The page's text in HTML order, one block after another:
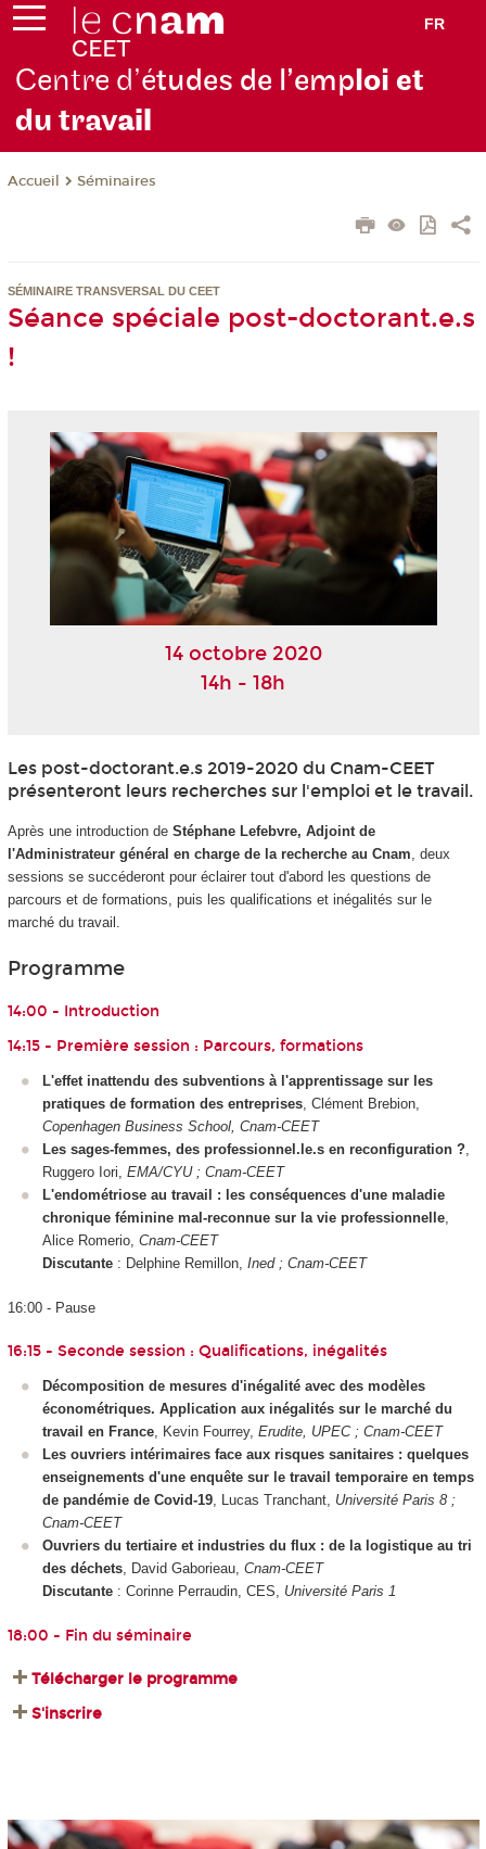
FR
Centre d’études de l’emploi et
du travail
Accueil Séminaires
SÉMINAIRE TRANSVERSAL DU CEET
Séance spéciale post-doctorant.e.s
!
14 octobre 2020
14h - 18h
Les post-doctorant.e.s 2019-2020 du Cnam-CEET
présenteront leurs recherches sur l'emploi et le travail.
Après une introduction de Stéphane Lefebvre, Adjoint de
l'Administrateur général en charge de la recherche au Cnam , deux
sessions se succéderont pour éclairer tout d'abord les questions de
parcours et de formations, puis les qualifications et inégalités sur le
marché du travail.
Programme
14:00 - Introduction
14:15 - Première session : Parcours, formations
L'effet inattendu des subventions à l'apprentissage sur les
pratiques de formation des entreprises, Clément Brebion,
Copenhagen Business School, Cnam-CEET
Les sages-femmes, des professionnel.le.s en reconfiguration ?,
Ruggero Iori, EMA/CYU ; Cnam-CEET
L'endométriose au travail : les conséquences d'une maladie
chronique féminine mal-reconnue sur la vie professionnelle,
Alice Romerio, Cnam-CEET
Discutante : Delphine Remillon, Ined ; Cnam-CEET
16:00 - Pause
16:15 - Seconde session : Qualifications, inégalités
Décomposition de mesures d'inégalité avec des modèles
économétriques. Application aux inégalités sur le marché du
travail en France, Kevin Fourrey, Erudite, UPEC ; Cnam-CEET
Les ouvriers intérimaires face aux risques sanitaires : quelques
enseignements d'une enquête sur le travail temporaire en temps
de pandémie de Covid-19, Lucas Tranchant, Université Paris 8 ;
Cnam-CEET
Ouvriers du tertiaire et industries du flux : de la logistique au tri
des déchets, David Gaborieau, Cnam-CEET
Discutante : Corinne Perraudin, CES, Université Paris 1
18:00 - Fin du séminaire
Télécharger le programme
S'inscrire